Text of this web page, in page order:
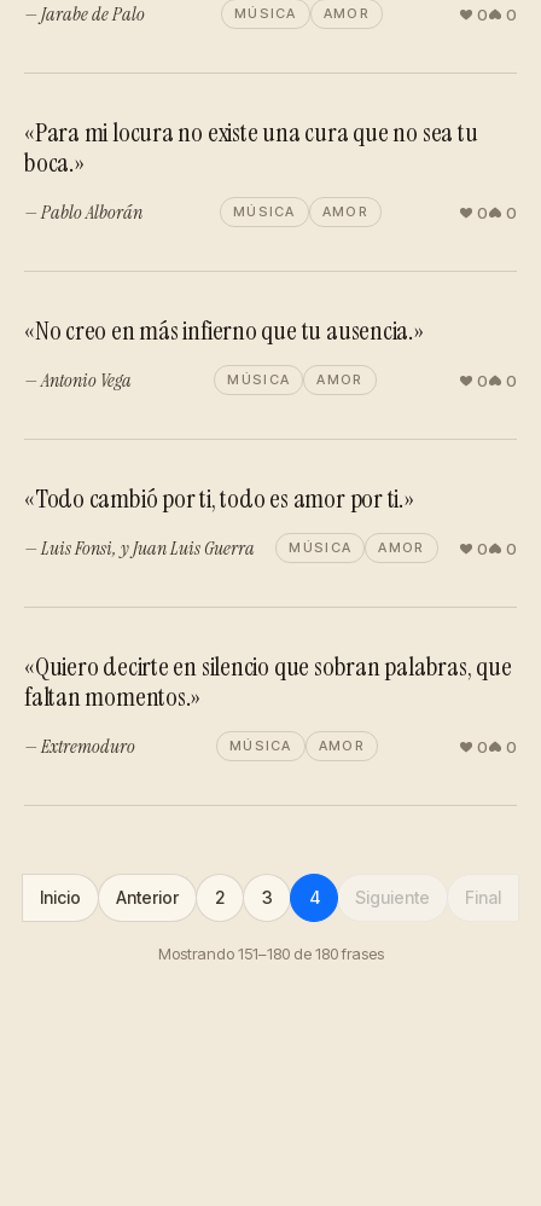
— Jarabe de Palo MÚSICA AMOR 0 0
«Para mi locura no existe una cura que no sea tu
boca.»
— Pablo Alborán MÚSICA AMOR 0 0
«No creo en más infierno que tu ausencia.»
— Antonio Vega MÚSICA AMOR 0 0
«Todo cambió por ti, todo es amor por ti.»
— Luis Fonsi, y Juan Luis Guerra MÚSICA AMOR 0 0
«Quiero decirte en silencio que sobran palabras, que
faltan momentos.»
— Extremoduro MÚSICA AMOR 0 0
Inicio Anterior 2 3 4 Siguiente Final
Mostrando 151–180 de 180 frases